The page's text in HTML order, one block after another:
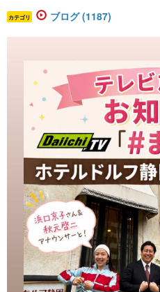
カテゴリ ブログ (1187)